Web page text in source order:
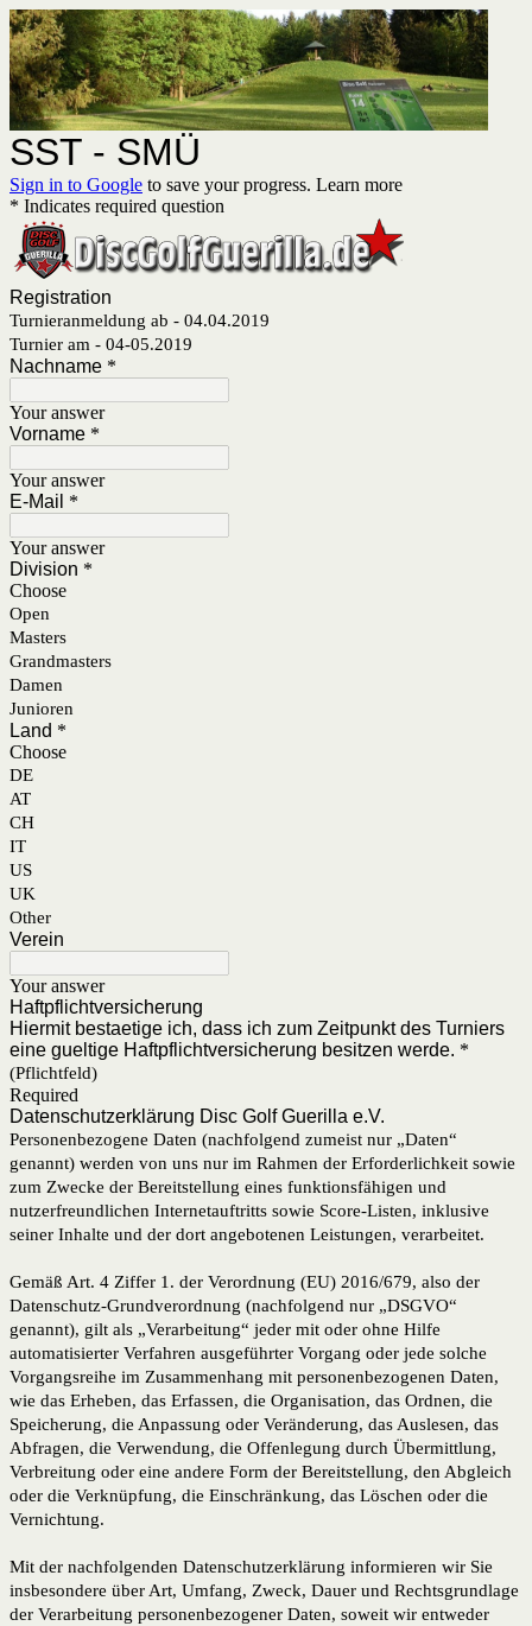
SST - SMÜ
Sign in to Google to save your progress. Learn more
* Indicates required question
Registration
Turnieranmeldung ab - 04.04.2019
Turnier am - 04-05.2019
Nachname *
Your answer
Vorname *
Your answer
E-Mail *
Your answer
Division *
Choose
Open
Masters
Grandmasters
Damen
Junioren
Land *
Choose
DE
AT
CH
IT
US
UK
Other
Verein
Your answer
Haftpflichtversicherung
Hiermit bestaetige ich, dass ich zum Zeitpunkt des Turniers
eine gueltige Haftpflichtversicherung besitzen werde. *
(Pflichtfeld)
Required
Datenschutzerklärung Disc Golf Guerilla e.V.
Personenbezogene Daten (nachfolgend zumeist nur „Daten“
genannt) werden von uns nur im Rahmen der Erforderlichkeit sowie
zum Zwecke der Bereitstellung eines funktionsfähigen und
nutzerfreundlichen Internetauftritts sowie Score-Listen, inklusive
seiner Inhalte und der dort angebotenen Leistungen, verarbeitet.
Gemäß Art. 4 Ziffer 1. der Verordnung (EU) 2016/679, also der
Datenschutz-Grundverordnung (nachfolgend nur „DSGVO“
genannt), gilt als „Verarbeitung“ jeder mit oder ohne Hilfe
automatisierter Verfahren ausgeführter Vorgang oder jede solche
Vorgangsreihe im Zusammenhang mit personenbezogenen Daten,
wie das Erheben, das Erfassen, die Organisation, das Ordnen, die
Speicherung, die Anpassung oder Veränderung, das Auslesen, das
Abfragen, die Verwendung, die Offenlegung durch Übermittlung,
Verbreitung oder eine andere Form der Bereitstellung, den Abgleich
oder die Verknüpfung, die Einschränkung, das Löschen oder die
Vernichtung.
Mit der nachfolgenden Datenschutzerklärung informieren wir Sie
insbesondere über Art, Umfang, Zweck, Dauer und Rechtsgrundlage
der Verarbeitung personenbezogener Daten, soweit wir entweder